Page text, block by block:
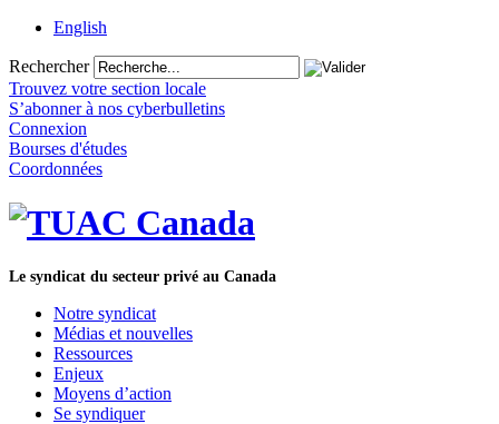
English
Rechercher
Trouvez votre section locale
S’abonner à nos cyberbulletins
Connexion
Bourses d'études
Coordonnées
Le syndicat du secteur privé au Canada
Notre syndicat
Médias et nouvelles
Ressources
Enjeux
Moyens d’action
Se syndiquer